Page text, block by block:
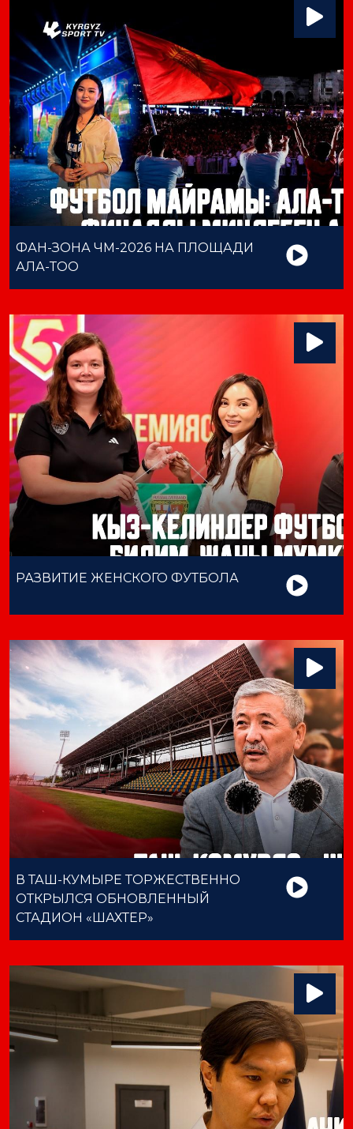
ФАН-ЗОНА ЧМ-2026 НА ПЛОЩАДИ
АЛА-ТОО
РАЗВИТИЕ ЖЕНСКОГО ФУТБОЛА
В ТАШ-КУМЫРЕ ТОРЖЕСТВЕННО
ОТКРЫЛСЯ ОБНОВЛЕННЫЙ
СТАДИОН «ШАХТЕР»